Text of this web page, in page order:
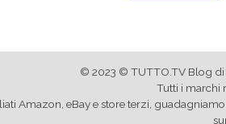
© 2023 © TUTTO.TV Blog di
Tutti i marchi
Amazon, eBay e store terzi,